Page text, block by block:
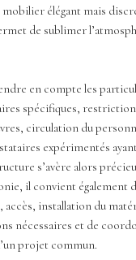
mobilier élégant mais
de sublimer
en compte les
spécifiques,
circulation du
expérimentés
s’avère alors
il convient également
installation du
nécessaires et de
projet commun.